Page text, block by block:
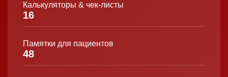
Калькуляторы & чек-листы
16
Памятки для пациентов
48